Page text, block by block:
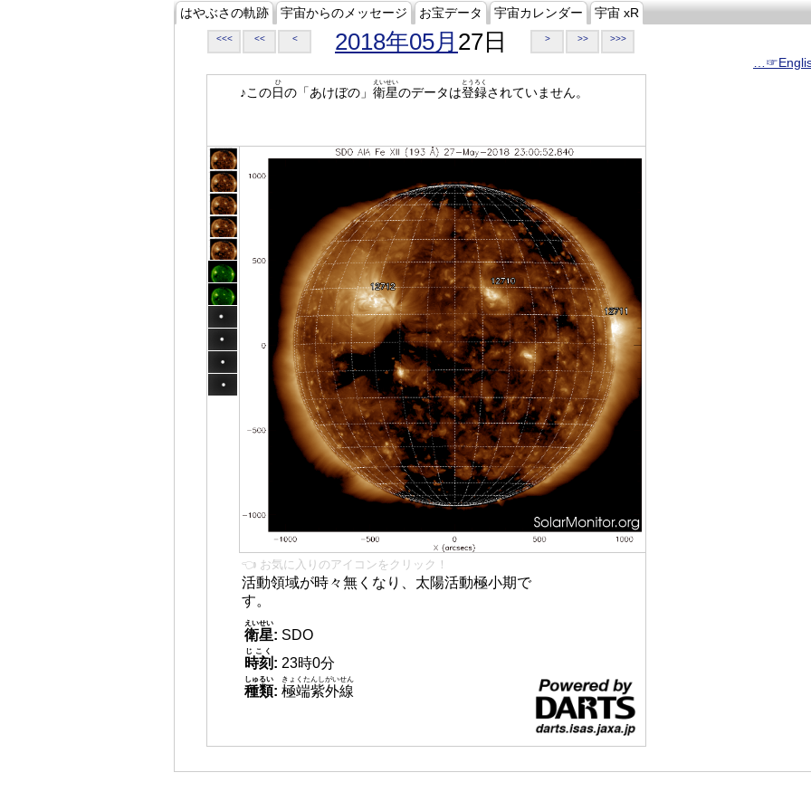
はやぶさの軌跡 宇宙からのメッセージ お宝データ 宇宙カレンダー 宇宙 xR
<<< << < 2018年05月 27日 > >> >>>
♪この日
ひ
の「あけぼの」 衛星
えいせい
のデータは登録
とうろく
されていません。
👈 お気に入りのアイコンをクリック！
活動領域が時々無くなり、太陽活動極小期で
す。
衛星
えいせい
: SDO
時刻
じこく
: 23時0分
種類
しゅるい
: 極端紫外線
きょくたんしがいせん